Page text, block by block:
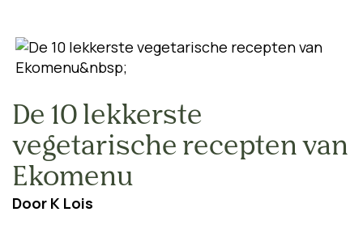
De 10 lekkerste
vegetarische recepten van
Ekomenu
Door K Lois